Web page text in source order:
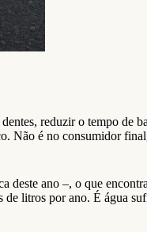
reduzir o tempo de
Não é no consumidor
deste ano –, o que
litros por ano. É água